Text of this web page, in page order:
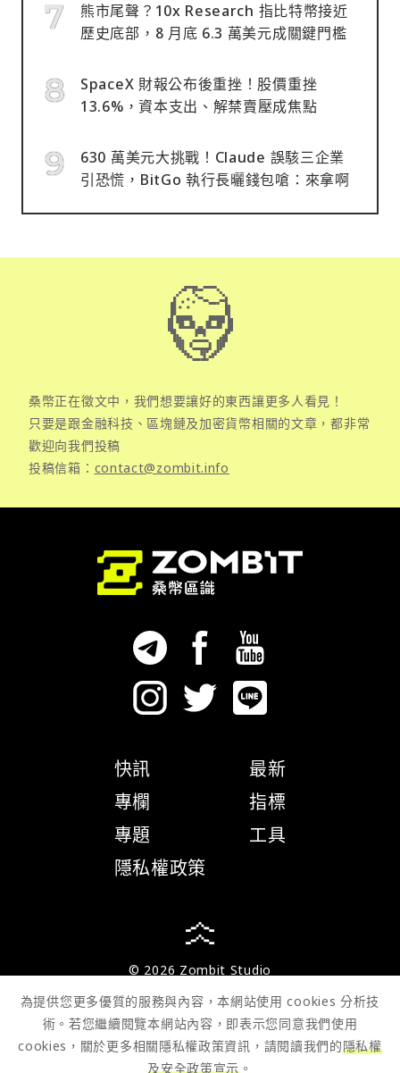
熊市尾聲？10x Research 指比特幣接近
歷史底部，8 月底 6.3 萬美元成關鍵門檻
SpaceX 財報公布後重挫！股價重挫
13.6%，資本支出、解禁賣壓成焦點
630 萬美元大挑戰！Claude 誤駭三企業
引恐慌，BitGo 執行長曬錢包嗆：來拿啊
桑幣正在徵文中，我們想要讓好的東西讓更多人看見！
只要是跟金融科技、區塊鏈及加密貨幣相關的文章，都非常
歡迎向我們投稿
投稿信箱： contact@zombit.info
快訊
專欄
專題
隱私權政策
最新
指標
工具
© 2026 Zombit Studio
為提供您更多優質的服務與內容，本網站使用 cookies 分析技
術。若您繼續閱覽本網站內容，即表示您同意我們使用
cookies，關於更多相關隱私權政策資訊，請閱讀我們的隱私權
及安全政策宣示 。